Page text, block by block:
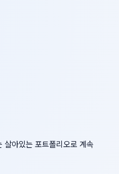
살아있는 포트폴리오로 계속